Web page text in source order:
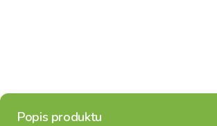
Popis produktu